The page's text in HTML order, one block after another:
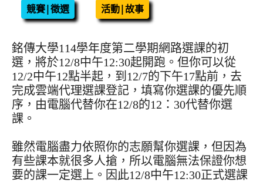
競賽|徵選 活動|故事
銘傳大學114學年度第二學期網路選課的初
選，將於12/8中午12:30起開跑。但你可以從
12/2中午12點半起，到12/7的下午17點前，去
完成雲端代理選課登記，填寫你選課的優先順
序，由電腦代替你在12/8的12：30代替你選
課。
雖然電腦盡力依照你的志願幫你選課，但因為
有些課本就很多人搶，所以電腦無法保證你想
要的課一定選上。因此12/8中午12:30正式選課